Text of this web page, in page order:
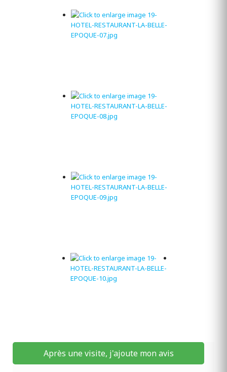
Après une visite, j'ajoute mon avis